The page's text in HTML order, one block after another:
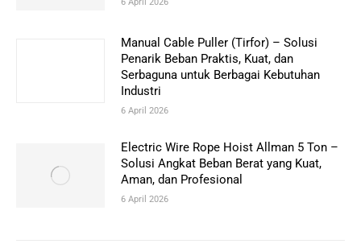
Manual Cable Puller (Tirfor) – Solusi
Penarik Beban Praktis, Kuat, dan
Serbaguna untuk Berbagai Kebutuhan
Industri
6 April 2026
Electric Wire Rope Hoist Allman 5 Ton –
Solusi Angkat Beban Berat yang Kuat,
Aman, dan Profesional
6 April 2026